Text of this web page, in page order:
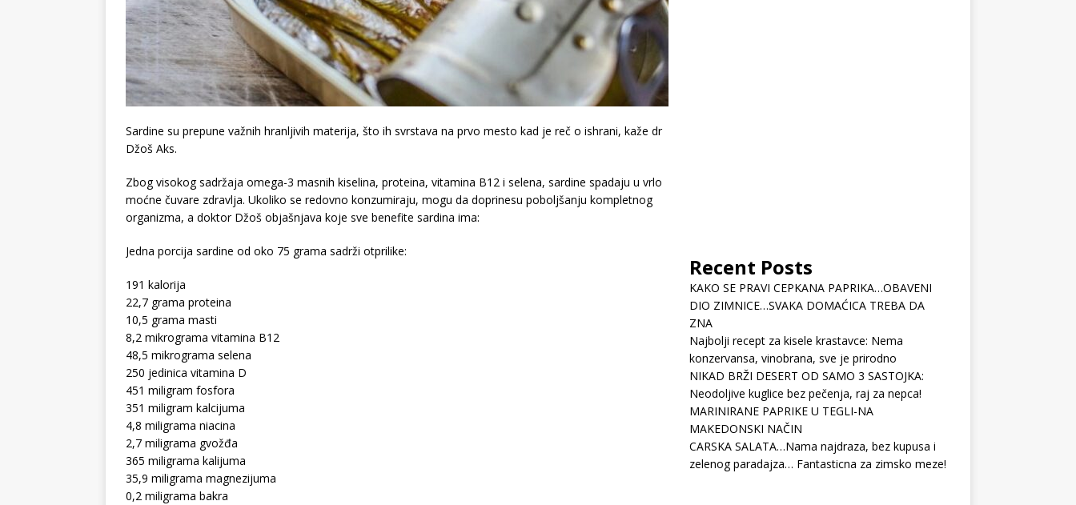
Sardine su prepune važnih hranljivih materija, što ih svrstava na prvo mesto kad je reč o ishrani, kaže dr
Džoš Aks.
Zbog visokog sadržaja omega-3 masnih kiselina, proteina, vitamina B12 i selena, sardine spadaju u vrlo
moćne čuvare zdravlja. Ukoliko se redovno konzumiraju, mogu da doprinesu poboljšanju kompletnog
organizma, a doktor Džoš objašnjava koje sve benefite sardina ima:
Jedna porcija sardine od oko 75 grama sadrži otprilike:
191 kalorija
22,7 grama proteina
10,5 grama masti
8,2 mikrograma vitamina B12
48,5 mikrograma selena
250 jedinica vitamina D
451 miligram fosfora
351 miligram kalcijuma
4,8 miligrama niacina
2,7 miligrama gvožđa
365 miligrama kalijuma
35,9 miligrama magnezijuma
0,2 miligrama bakra
Recent Posts
KAKO SE PRAVI CEPKANA PAPRIKA…OBAVENI
DIO ZIMNICE…SVAKA DOMAĆICA TREBA DA
ZNA
Najbolji recept za kisele krastavce: Nema
konzervansa, vinobrana, sve je prirodno
NIKAD BRŽI DESERT OD SAMO 3 SASTOJKA:
Neodoljive kuglice bez pečenja, raj za nepca!
MARINIRANE PAPRIKE U TEGLI-NA
MAKEDONSKI NAČIN
CARSKA SALATA…Nama najdraza, bez kupusa i
zelenog paradajza… Fantasticna za zimsko meze!